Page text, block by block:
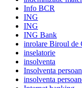
Info BCR
ING
ING
ING Bank
inrolare Biroul de
inselatorie
insolventa
Insolventa
insolventa